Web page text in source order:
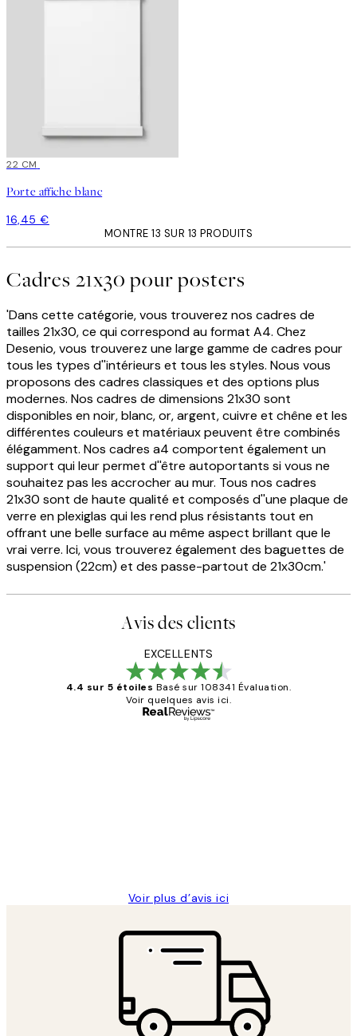
22 CM
Porte affiche blanc
16,45 €
MONTRE 13 SUR 13 PRODUITS
Cadres 21x30 pour posters
'Dans cette catégorie, vous trouverez nos cadres de
tailles 21x30, ce qui correspond au format A4. Chez
Desenio, vous trouverez une large gamme de cadres pour
tous les types d''intérieurs et tous les styles. Nous vous
proposons des cadres classiques et des options plus
modernes. Nos cadres de dimensions 21x30 sont
disponibles en noir, blanc, or, argent, cuivre et chêne et les
différentes couleurs et matériaux peuvent être combinés
élégamment. Nos cadres a4 comportent également un
support qui leur permet d''être autoportants si vous ne
souhaitez pas les accrocher au mur. Tous nos cadres
21x30 sont de haute qualité et composés d''une plaque de
verre en plexiglas qui les rend plus résistants tout en
offrant une belle surface au même aspect brillant que le
vrai verre. Ici, vous trouverez également des baguettes de
suspension (22cm) et des passe-partout de 21x30cm.'
Avis des clients
EXCELLENTS
4.4 sur 5 étoiles Basé sur 108341 Évaluation.
Voir quelques avis ici.
Voir plus d’avis ici